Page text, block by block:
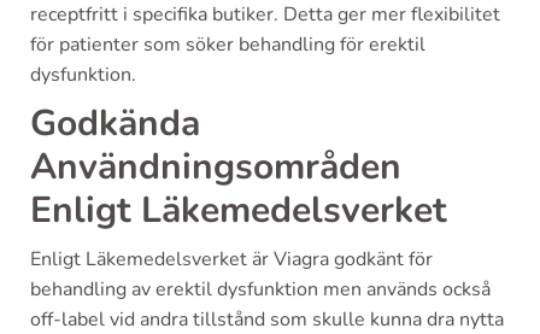
receptfritt i specifika butiker. Detta ger mer flexibilitet
för patienter som söker behandling för erektil
dysfunktion.
Godkända
Användningsområden
Enligt Läkemedelsverket
Enligt Läkemedelsverket är Viagra godkänt för
behandling av erektil dysfunktion men används också
off-label vid andra tillstånd som skulle kunna dra nytta